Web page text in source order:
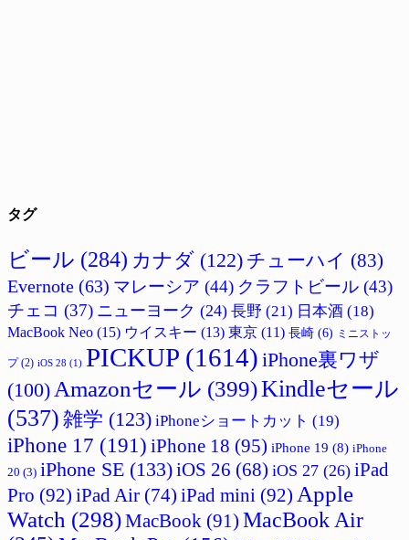
タグ
ビール (284) カナダ (122) チューハイ (83)
Evernote (63) マレーシア (44) クラフトビール (43)
チェコ (37) ニューヨーク (24) 長野 (21) 日本酒 (18)
MacBook Neo (15) ウイスキー (13) 東京 (11) 長崎 (6) ミニストッ
プ(2) iOS 28 (1) PICKUP (1614) iPhone裏ワザ
(100) Amazonセール (399)Kindleセール
(537) 雑学 (123) iPhoneショートカット (19)
iPhone 17 (191) iPhone 18 (95) iPhone 19 (8) iPhone
20 (3) iPhone SE (133)iOS 26 (68) iOS 27 (26) iPad
Pro (92) iPad Air (74) iPad mini (92) Apple
Watch (298)MacBook (91) MacBook Air